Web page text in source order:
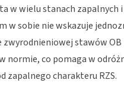
w wielu stanach zapalnych
w sobie nie wskazuje
zwyrodnieniowej stawów OB
normie, co pomaga w
zapalnego charakteru RZS.